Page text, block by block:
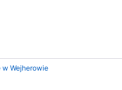
Wejherowie